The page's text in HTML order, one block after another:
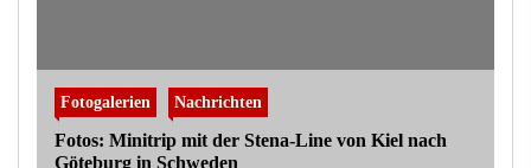
Fotogalerien Nachrichten
Fotos: Minitrip mit der Stena-Line von Kiel nach
Göteburg in Schweden